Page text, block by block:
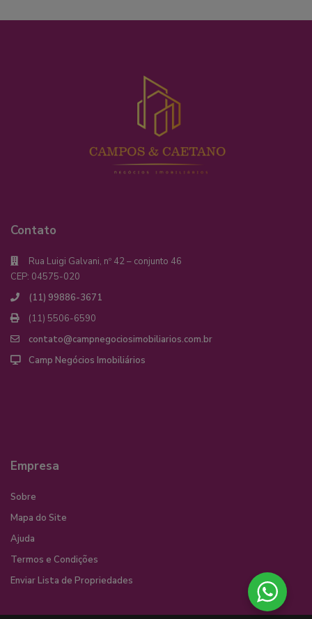
Contato
Rua Luigi Galvani, nº 42 – conjunto 46
CEP: 04575-020
(11) 99886-3671
(11) 5506-6590
contato@campnegociosimobiliarios.com.br
Camp Negócios Imobiliários
Empresa
Sobre
Mapa do Site
Ajuda
Termos e Condições
Enviar Lista de Propriedades